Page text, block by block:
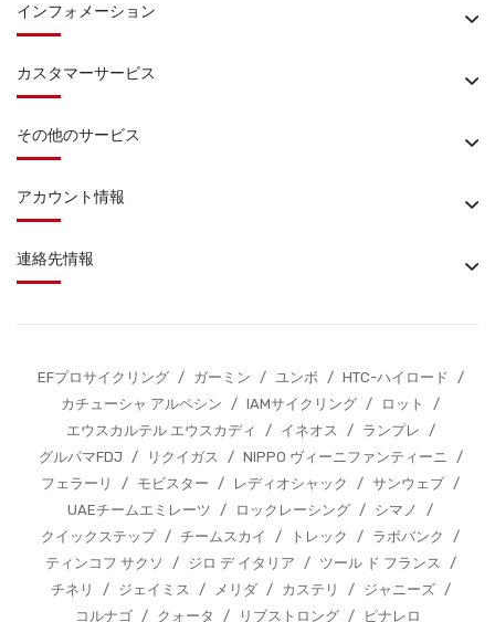
インフォメーション
カスタマーサービス
その他のサービス
アカウント情報
連絡先情報
EFプロサイクリング / ガーミン / ユンボ / HTC-ハイロード
/
カチューシャ アルペシン
/ IAMサイクリング / ロット
/
エウスカルテル エウスカディ
/ イネオス / ランプレ
/
グルパマFDJ
/ リクイガス / NIPPO ヴィーニファンティーニ
/
フェラーリ
/ モビスター / レディオシャック / サンウェブ /
UAEチームエミレーツ
/ ロックレーシング / シマノ
/
クイックステップ / チームスカイ / トレック / ラボバンク
/
ティンコフ サクソ
/ ジロ デ イタリア / ツール ド フランス
/
チネリ
/ ジェイミス / メリダ / カステリ / ジャニーズ
/
コルナゴ
/ クォータ / リブストロング / ピナレロ